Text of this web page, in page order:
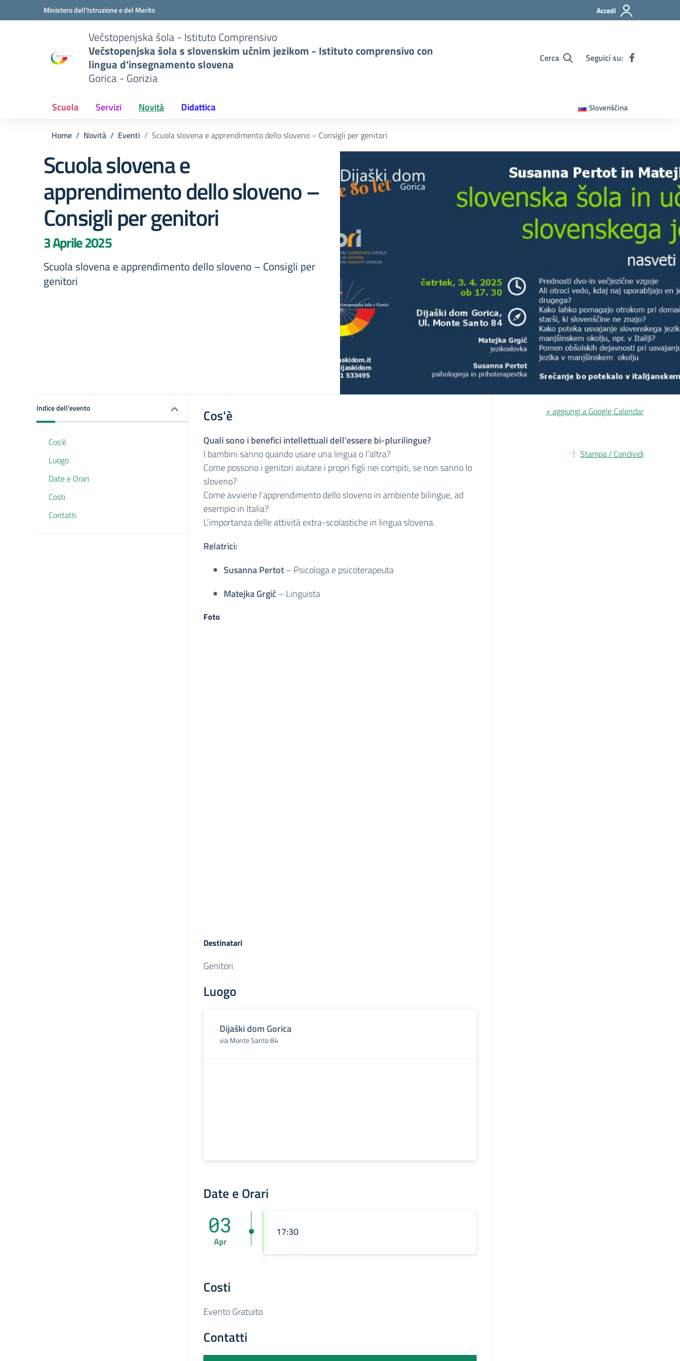
Vai ai contenuti
Vai al menu di navigazioneMinistero dell'Istruzione e del Merito Accedi
Večstopenjska šola - Istituto Comprensivo
Večstopenjska šola s slovenskim učnim jezikom - Istituto comprensivo con
lingua d'insegnamento slovena
Gorica - Gorizia
Cerca Seguici su:
Scuola Servizi Novità Didattica Slovenščina
Home Novità Eventi Scuola slovena e apprendimento dello sloveno – Consigli per genitori
Scuola slovena e
apprendimento dello sloveno –
Consigli per genitori
3 Aprile 2025
Scuola slovena e apprendimento dello sloveno – Consigli per
genitori
Indice dell'evento
Cos'è
Luogo
Date e Orari
Costi
Contatti
Cos'è
Quali sono i benefici intellettuali dell’essere bi-plurilingue?
I bambini sanno quando usare una lingua o l’altra?
Come possono i genitori aiutare i propri figli nei compiti, se non sanno lo
sloveno?
Come avviene l’apprendimento dello sloveno in ambiente bilingue, ad
esempio in Italia?
L’importanza delle attività extra-scolastiche in lingua slovena.
Relatrici:
Susanna Pertot– Psicologa e psicoterapeuta
Matejka Grgič– Linguista
Foto
Destinatari
Genitori
Luogo
Dijaški dom Gorica
via Monte Santo 84
Date e Orari
17:30
03
Apr
Costi
Evento Gratuito
Contatti
+ aggiungi a Google Calendar
Stampa / Condividi